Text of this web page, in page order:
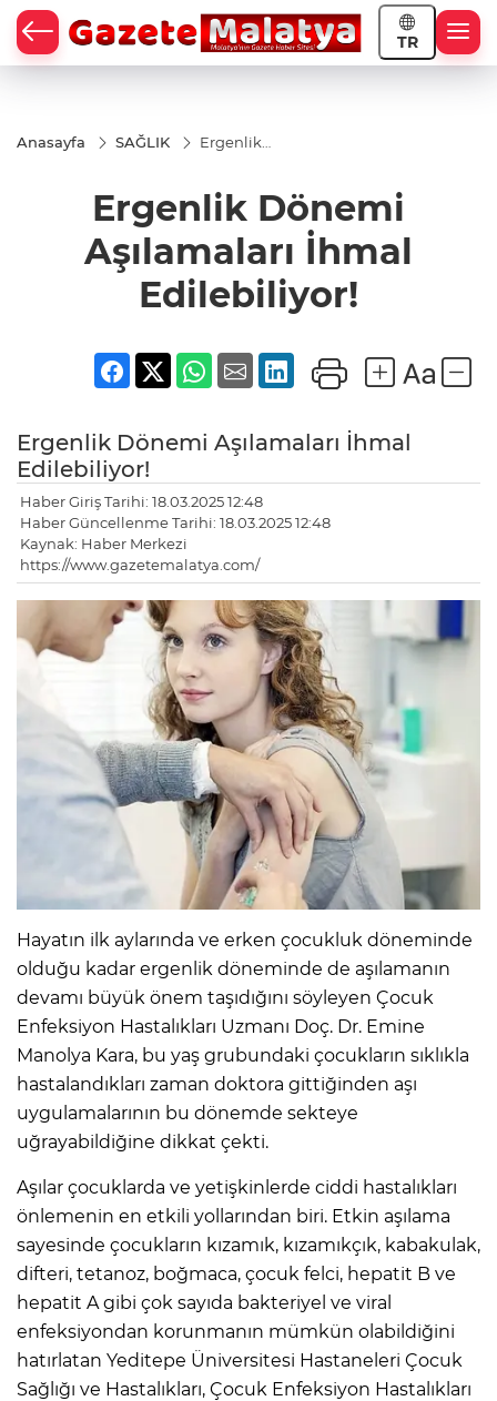
TR
Anasayfa SAĞLIK
Ergenlik
İhmal
Edilebiliyor!
Ergenlik Dönemi
Aşılamaları İhmal
Edilebiliyor!
Ergenlik Dönemi Aşılamaları İhmal
Edilebiliyor!
Haber Giriş Tarihi: 18.03.2025 12:48
Haber Güncellenme Tarihi: 18.03.2025 12:48
Kaynak: Haber Merkezi
https://www.gazetemalatya.com/
Hayatın ilk aylarında ve erken çocukluk döneminde
olduğu kadar ergenlik döneminde de aşılamanın
devamı büyük önem taşıdığını söyleyen Çocuk
Enfeksiyon Hastalıkları Uzmanı Doç. Dr. Emine
Manolya Kara, bu yaş grubundaki çocukların sıklıkla
hastalandıkları zaman doktora gittiğinden aşı
uygulamalarının bu dönemde sekteye
uğrayabildiğine dikkat çekti.
Aşılar çocuklarda ve yetişkinlerde ciddi hastalıkları
önlemenin en etkili yollarından biri. Etkin aşılama
sayesinde çocukların kızamık, kızamıkçık, kabakulak,
difteri, tetanoz, boğmaca, çocuk felci, hepatit B ve
hepatit A gibi çok sayıda bakteriyel ve viral
enfeksiyondan korunmanın mümkün olabildiğini
hatırlatan Yeditepe Üniversitesi Hastaneleri Çocuk
Sağlığı ve Hastalıkları, Çocuk Enfeksiyon Hastalıkları